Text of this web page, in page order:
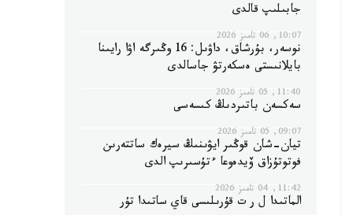
جابىلىپ قالدى
10:07, 06 تامىز 2026
نوسەر، بۇرشاق، داۋىل: 16 وڭىرگە اۋا رايىنا
بايلانىستى ەسكەرتۋ جاسالدى
11:40, 05 تامىز 2026
سەكسەن باتىردىڭ كىسەسى
09:07, 05 تامىز 2026
تيان-شان قوڭىر ايۋىنىڭ سيرەك ساتتەرىن
فوتوتۇزاق ۆيدەوعا ءتۇسىرىپ الدى
11:42, 04 تامىز 2026
الماتىدا ل ر ت قۇرىلىسى قاي ساتىدا تۇر